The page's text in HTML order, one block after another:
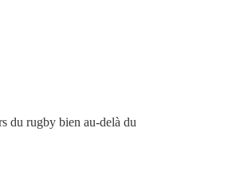
du rugby bien au-delà du